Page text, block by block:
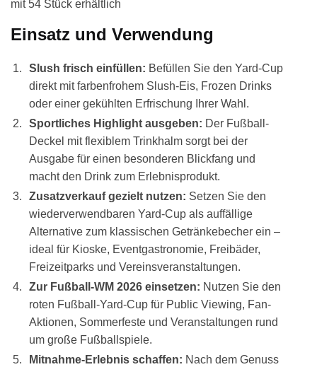
mit 54 Stück erhältlich
Einsatz und Verwendung
Slush frisch einfüllen: Befüllen Sie den Yard-Cup
direkt mit farbenfrohem Slush-Eis, Frozen Drinks
oder einer gekühlten Erfrischung Ihrer Wahl.
Sportliches Highlight ausgeben: Der Fußball-
Deckel mit flexiblem Trinkhalm sorgt bei der
Ausgabe für einen besonderen Blickfang und
macht den Drink zum Erlebnisprodukt.
Zusatzverkauf gezielt nutzen: Setzen Sie den
wiederverwendbaren Yard-Cup als auffällige
Alternative zum klassischen Getränkebecher ein –
ideal für Kioske, Eventgastronomie, Freibäder,
Freizeitparks und Vereinsveranstaltungen.
Zur Fußball-WM 2026 einsetzen: Nutzen Sie den
roten Fußball-Yard-Cup für Public Viewing, Fan-
Aktionen, Sommerfeste und Veranstaltungen rund
um große Fußballspiele.
Mitnahme-Erlebnis schaffen: Nach dem Genuss